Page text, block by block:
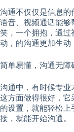
沟通不仅仅是信息的
语音、视频通话能够
笑，一个拥抱，通过
动，的沟通更加生动
简单易懂，沟通无障
沟通中，有时候专业
这方面做得很好，它
的设置，就能轻松
接，就能开始沟通。